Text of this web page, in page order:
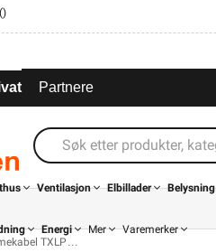
)
Partnere
Ventilasjon Elbillader Belysning
Energi Mer
Varemerker
TXLP